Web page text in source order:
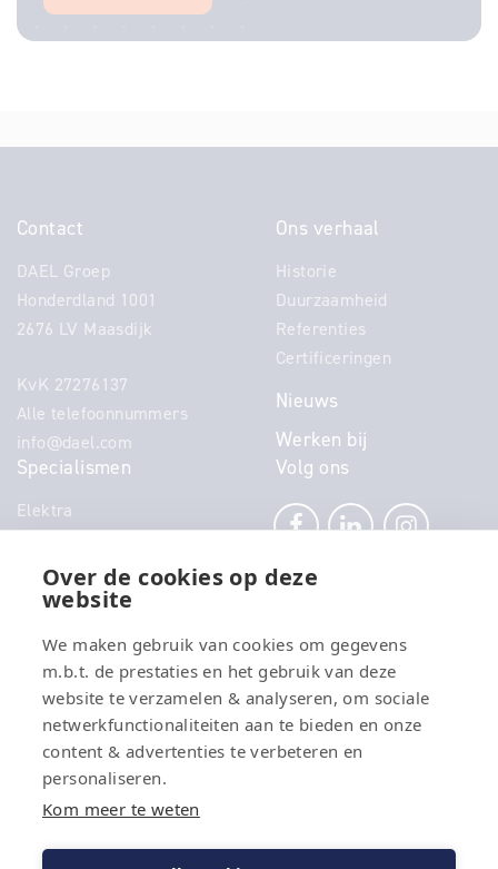
Contact
DAEL Groep
Honderdland 1001
2676 LV Maasdijk
KvK 27276137
Alle telefoonnummers
info@dael.com
Ons verhaal
Historie
Duurzaamheid
Referenties
Certificeringen
Nieuws
Werken bij
Specialismen
Elektra
Technisch Beheer
Power
Security
Connectivity
Energy
Volg ons
© 2026DAEL Groep
Over de cookies op deze
website
We maken gebruik van cookies om gegevens
m.b.t. de prestaties en het gebruik van deze
website te verzamelen & analyseren, om sociale
netwerkfunctionaliteiten aan te bieden en onze
content & advertenties te verbeteren en
personaliseren.
Kom meer te weten